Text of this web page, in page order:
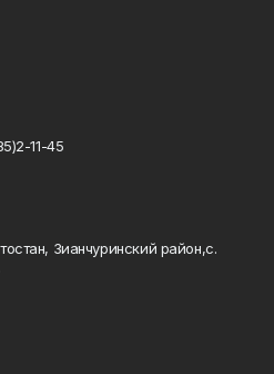
11-45
Зианчуринский район,с.